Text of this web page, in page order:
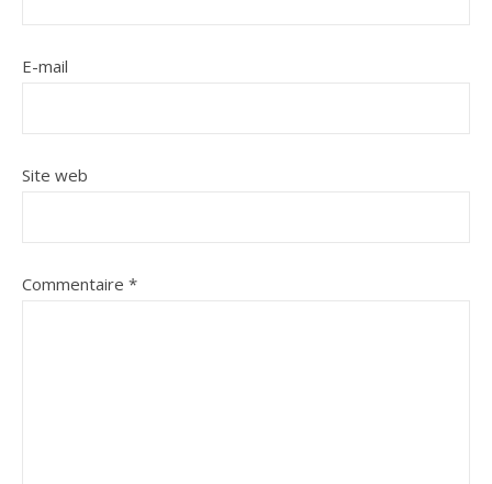
E-mail
Site web
Commentaire *